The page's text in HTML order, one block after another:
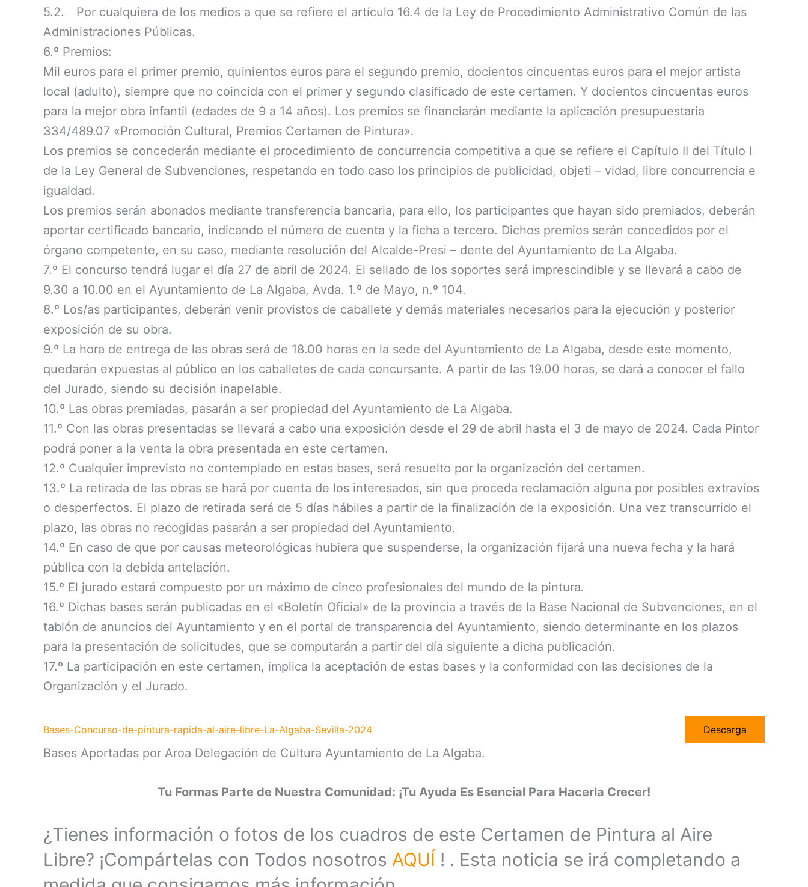
5.2. Por cualquiera de los medios a que se refiere el artículo 16.4 de la Ley de Procedimiento Administrativo Común de las
Administraciones Públicas.
6.º Premios:
Mil euros para el primer premio, quinientos euros para el segundo premio, docientos cincuentas euros para el mejor artista
local (adulto), siempre que no coincida con el primer y segundo clasificado de este certamen. Y docientos cincuentas euros
para la mejor obra infantil (edades de 9 a 14 años). Los premios se financiarán mediante la aplicación presupuestaria
334/489.07 «Promoción Cultural, Premios Certamen de Pintura».
Los premios se concederán mediante el procedimiento de concurrencia competitiva a que se refiere el Capítulo II del Título I
de la Ley General de Subvenciones, respetando en todo caso los principios de publicidad, objeti – vidad, libre concurrencia e
igualdad.
Los premios serán abonados mediante transferencia bancaria, para ello, los participantes que hayan sido premiados, deberán
aportar certificado bancario, indicando el número de cuenta y la ficha a tercero. Dichos premios serán concedidos por el
órgano competente, en su caso, mediante resolución del Alcalde-Presi – dente del Ayuntamiento de La Algaba.
7.º El concurso tendrá lugar el día 27 de abril de 2024. El sellado de los soportes será imprescindible y se llevará a cabo de
9.30 a 10.00 en el Ayuntamiento de La Algaba, Avda. 1.º de Mayo, n.º 104.
8.º Los/as participantes, deberán venir provistos de caballete y demás materiales necesarios para la ejecución y posterior
exposición de su obra.
9.º La hora de entrega de las obras será de 18.00 horas en la sede del Ayuntamiento de La Algaba, desde este momento,
quedarán expuestas al público en los caballetes de cada concursante. A partir de las 19.00 horas, se dará a conocer el fallo
del Jurado, siendo su decisión inapelable.
10.º Las obras premiadas, pasarán a ser propiedad del Ayuntamiento de La Algaba.
11.º Con las obras presentadas se llevará a cabo una exposición desde el 29 de abril hasta el 3 de mayo de 2024. Cada Pintor
podrá poner a la venta la obra presentada en este certamen.
12.º Cualquier imprevisto no contemplado en estas bases, será resuelto por la organización del certamen.
13.º La retirada de las obras se hará por cuenta de los interesados, sin que proceda reclamación alguna por posibles extravíos
o desperfectos. El plazo de retirada será de 5 días hábiles a partir de la finalización de la exposición. Una vez transcurrido el
plazo, las obras no recogidas pasarán a ser propiedad del Ayuntamiento.
14.º En caso de que por causas meteorológicas hubiera que suspenderse, la organización fijará una nueva fecha y la hará
pública con la debida antelación.
15.º El jurado estará compuesto por un máximo de cinco profesionales del mundo de la pintura.
16.º Dichas bases serán publicadas en el «Boletín Oficial» de la provincia a través de la Base Nacional de Subvenciones, en el
tablón de anuncios del Ayuntamiento y en el portal de transparencia del Ayuntamiento, siendo determinante en los plazos
para la presentación de solicitudes, que se computarán a partir del día siguiente a dicha publicación.
17.º La participación en este certamen, implica la aceptación de estas bases y la conformidad con las decisiones de la
Organización y el Jurado.
Bases-Concurso-de-pintura-rapida-al-aire-libre-La-Algaba-Sevilla-2024 Descarga
Bases Aportadas por Aroa Delegación de Cultura Ayuntamiento de La Algaba.
Tu Formas Parte de Nuestra Comunidad: ¡Tu Ayuda Es Esencial Para Hacerla Crecer!
¿Tienes información o fotos de los cuadros de este Certamen de Pintura al Aire
Libre? ¡Compártelas con Todos nosotros AQUÍ ! . Esta noticia se irá completando a